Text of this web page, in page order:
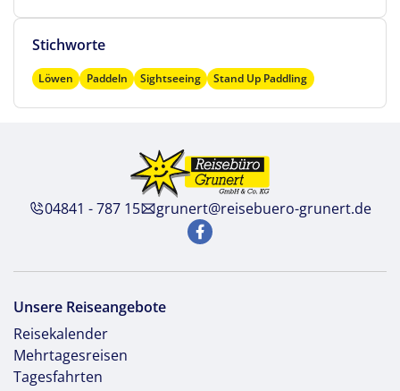
Stichworte
Löwen Paddeln Sightseeing Stand Up Paddling
04841 - 787 15 grunert@reisebuero-grunert.de
Unsere Reiseangebote
Reisekalender
Mehrtagesreisen
Tagesfahrten